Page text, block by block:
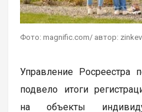
Фото: magnific.com/ автор:
Управление Росреестра
подвело итоги
на объекты